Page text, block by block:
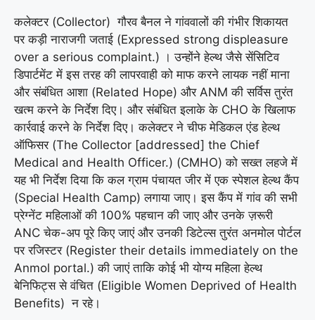
कलेक्टर (Collector) गौरव बैनल ने गांववालों की गंभीर शिकायत
पर कड़ी नाराजगी जताई (Expressed strong displeasure
over a serious complaint.) । उन्होंने हेल्थ जैसे सेंसिटिव
डिपार्टमेंट में इस तरह की लापरवाही को माफ करने लायक नहीं माना
और संबंधित आशा (Related Hope) और ANM की सर्विस तुरंत
खत्म करने के निर्देश दिए। और संबंधित इलाके के CHO के खिलाफ
कार्रवाई करने के निर्देश दिए। कलेक्टर ने चीफ मेडिकल एंड हेल्थ
ऑफिसर (The Collector [addressed] the Chief
Medical and Health Officer.) (CMHO) को सख्त लहजे में
यह भी निर्देश दिया कि कल ग्राम पंचायत जीर में एक स्पेशल हेल्थ कैंप
(Special Health Camp) लगाया जाए। इस कैंप में गांव की सभी
प्रेग्नेंट महिलाओं की 100% पहचान की जाए और उनके ज़रूरी
ANC चेक-अप पूरे किए जाएं और उनकी डिटेल्स तुरंत अनमोल पोर्टल
पर रजिस्टर (Register their details immediately on the
Anmol portal.) की जाएं ताकि कोई भी योग्य महिला हेल्थ
बेनिफिट्स से वंचित (Eligible Women Deprived of Health
Benefits) न रहे।